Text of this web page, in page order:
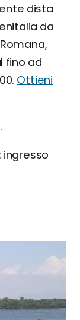
dista
da
fino ad
Ottieni